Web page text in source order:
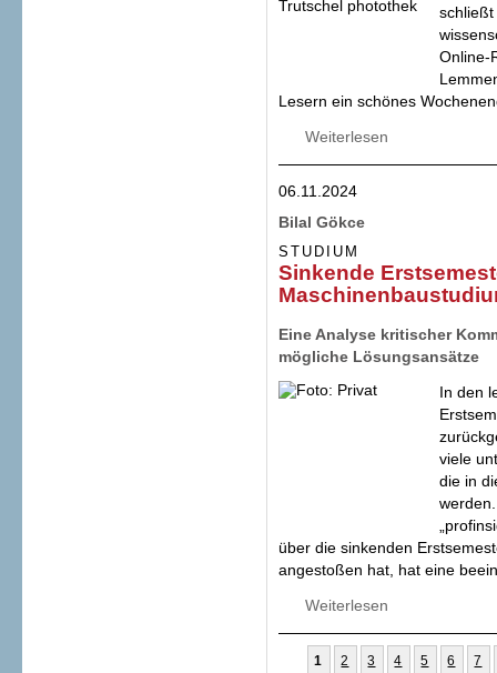
schließt
Online-
Lesern ein schönes
Weiterlesen
06.11.2024
Bilal Gökce
STUDIUM
Sinkende
Eine Analyse kritischer
mögliche Lösungsansätze
In den
viele
die in
werden.
über die sinkenden
angestoßen hat, hat eine
Weiterlesen
Seiten
1 2 3 4 5 6 7